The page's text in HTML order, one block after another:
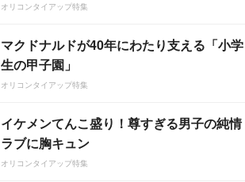
オリコンタイアップ特集
マクドナルドが40年にわたり支える「小学
生の甲子園」
オリコンタイアップ特集
イケメンてんこ盛り！尊すぎる男子の純情
ラブに胸キュン
オリコンタイアップ特集